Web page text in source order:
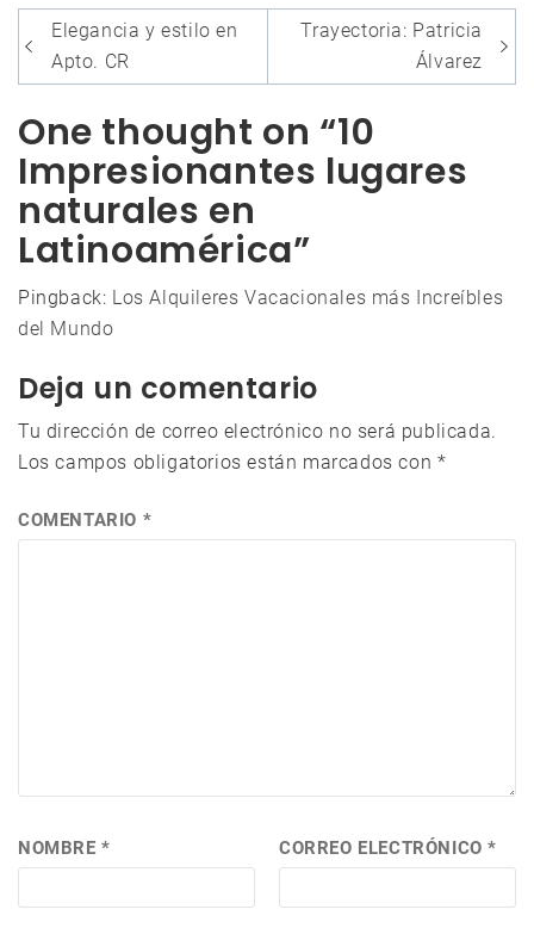
Navegación
de
entradas
Elegancia y estilo en
Apto. CR
Trayectoria: Patricia
Álvarez
One thought on “10
Impresionantes lugares
naturales en
Latinoamérica”
Pingback: Los Alquileres Vacacionales más Increíbles
del Mundo
Deja un comentario
Tu dirección de correo electrónico no será publicada.
Los campos obligatorios están marcados con *
COMENTARIO *
NOMBRE* CORREO ELECTRÓNICO*